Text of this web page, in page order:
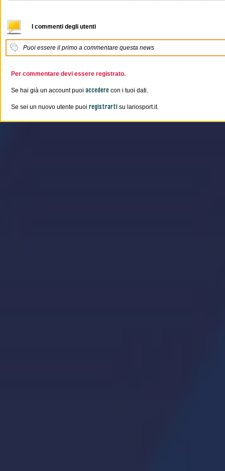
I commenti degli utenti
Puoi essere il primo a commentare questa news
Per commentare devi essere registrato.
Se hai già un account puoi accedere con i tuoi dati.
Se sei un nuovo utente puoi registrarti su lariosport.it.